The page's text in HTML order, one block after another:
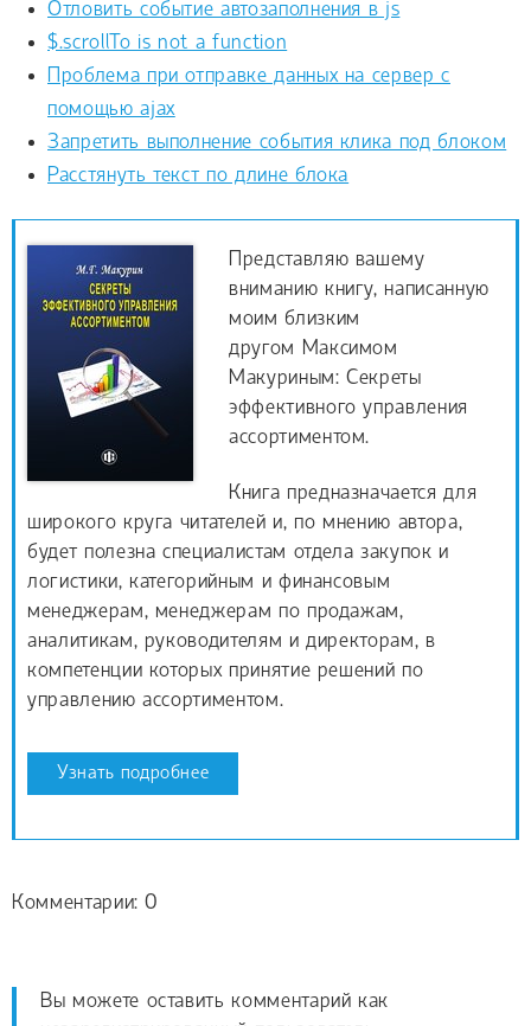
Отловить событие автозаполнения в js
$.scrollTo is not a function
Проблема при отправке данных на сервер с
помощью ajax
Запретить выполнение события клика под блоком
Расстянуть текст по длине блока
Представляю вашему
вниманию книгу, написанную
моим близким
другом Максимом
Макуриным: Секреты
эффективного управления
ассортиментом.
Книга предназначается для
широкого круга читателей и, по мнению автора,
будет полезна специалистам отдела закупок и
логистики, категорийным и финансовым
менеджерам, менеджерам по продажам,
аналитикам, руководителям и директорам, в
компетенции которых принятие решений по
управлению ассортиментом.
Узнать подробнее
Комментарии: 0
Вы можете оставить комментарий как